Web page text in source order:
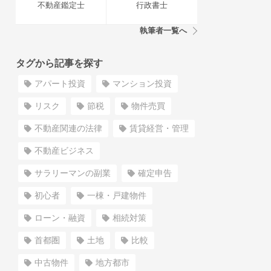
不動産鑑定士 行政書士
執筆者一覧へ
タグから記事を探す
アパート投資 マンション投資
リスク 節税 物件売買
不動産関連の法律 賃貸経営・管理
不動産ビジネス
サラリーマンの副業 確定申告
初心者 一棟・戸建物件
ローン・融資 相続対策
首都圏 土地 比較
中古物件 地方都市